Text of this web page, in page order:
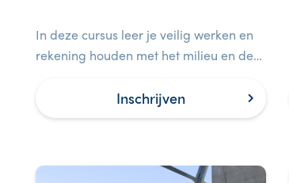
In deze cursus leer je veilig werken en
rekening houden met het milieu en de
deze cursus is ook een examen
inbegrepen.
Inschrijven